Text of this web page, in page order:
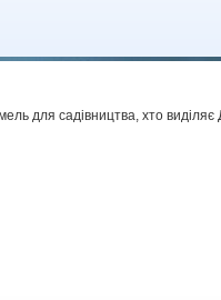
для садівництва, хто